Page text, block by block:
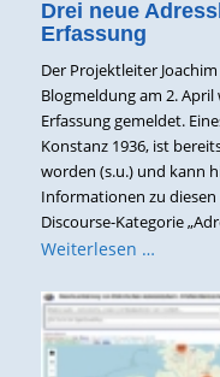
Drei neue
Erfassung
Der Projektleiter
Blogmeldung am 2.
Erfassung gemeldet.
Konstanz 1936, ist
worden (s.u.) und kann
Informationen zu
Discourse-Kategorie
Weiterlesen …